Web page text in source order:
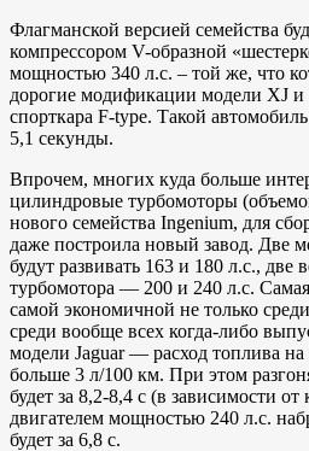
Флагманской версией семейства
компрессором V-образной
мощностью 340 л.с. – той же, что
дорогие модификации модели XJ и
спорткара F-type. Такой автомобиль
5,1 секунды.
Впрочем, многих куда больше
цилиндровые турбомоторы
нового семейства Ingenium, для
даже построила новый завод. Две
будут развивать 163 и 180 л.с., две
турбомотора — 200 и 240 л.с.
самой экономичной не только
среди вообще всех когда-либо
модели Jaguar — расход топлива на
больше 3 л/100 км. При этом
будет за 8,2-8,4 с (в зависимости
двигателем мощностью 240 л.с.
будет за 6,8 с.